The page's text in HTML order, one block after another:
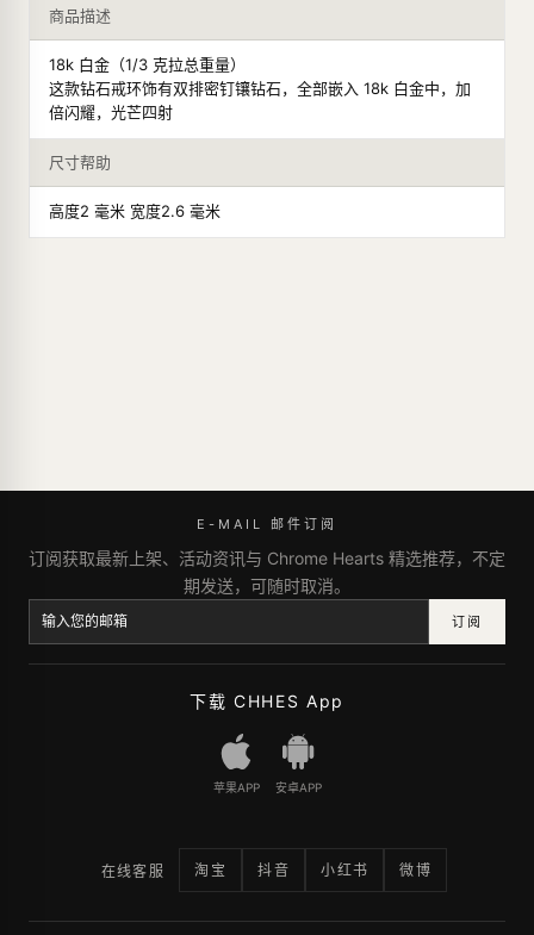
商品描述
18k 白金（1/3 克拉总重量）
这款钻石戒环饰有双排密钉镶钻石，全部嵌入 18k 白金中，加
倍闪耀，光芒四射
尺寸帮助
高度2 毫米 宽度2.6 毫米
E-MAIL 邮件订阅
订阅获取最新上架、活动资讯与 Chrome Hearts 精选推荐，不定
期发送，可随时取消。
订阅
下载 CHHES App
苹果APP 安卓APP
在线客服 淘宝 抖音 小红书 微博